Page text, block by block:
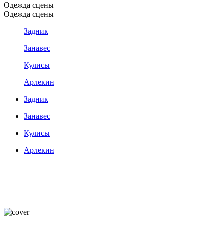
Одежда сцены
Одежда сцены
Задник
Занавес
Кулисы
Арлекин
Задник
Занавес
Кулисы
Арлекин